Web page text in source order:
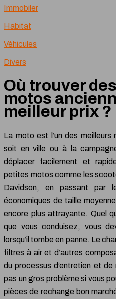
Immobiler
Habitat
Véhicules
Divers
Où trouver
motos
meilleur prix ?
La moto est l’un des
soit en ville ou à la
déplacer facilement et
petites motos comme les
Davidson, en passant par
économiques de taille
encore plus attrayante. Quel
que vous conduisez, vous
lorsqu’il tombe en panne. Le
filtres à air et d’autres
du processus d’entretien et
pas un gros problème si vous
pièces de rechange bon